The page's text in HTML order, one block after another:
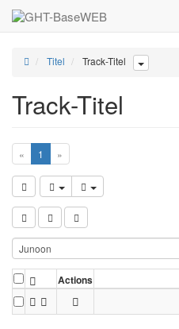
Titel Track-Titel
Track-Titel
« 1 »
Actions